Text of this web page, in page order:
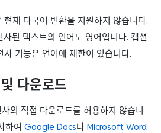
재 다국어 변환을 지원하지 않습니다.
된 텍스트의 언어도 영어입니다. 캡션
기능은 언어에 제한이 있습니다.
다운로드
의 직접 다운로드를 허용하지 않습니
하여 Google Docs나 Microsoft Word